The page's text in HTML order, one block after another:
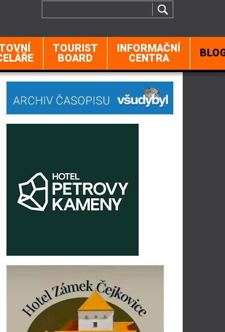
TOURIST
BOARD
INFORMAČNÍ
CENTRA